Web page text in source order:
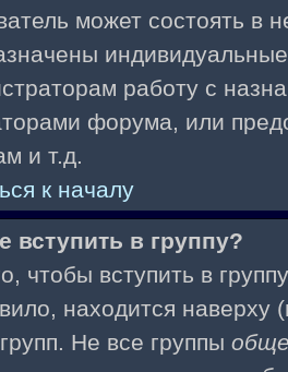
может состоять в
работу с
форума, или
и т.д.
к началу
вступить в группу?
чтобы вступить в
находится
Не все группы